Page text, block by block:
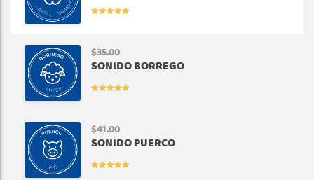
$35.00
SONIDO BORREGO
$41.00
SONIDO PUERCO